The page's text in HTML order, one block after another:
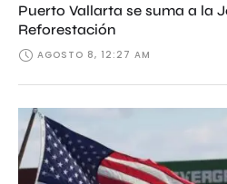
Puerto Vallarta se suma a la
Reforestación
AGOSTO 8, 12:27 AM